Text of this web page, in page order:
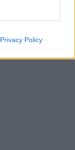
Privacy Policy